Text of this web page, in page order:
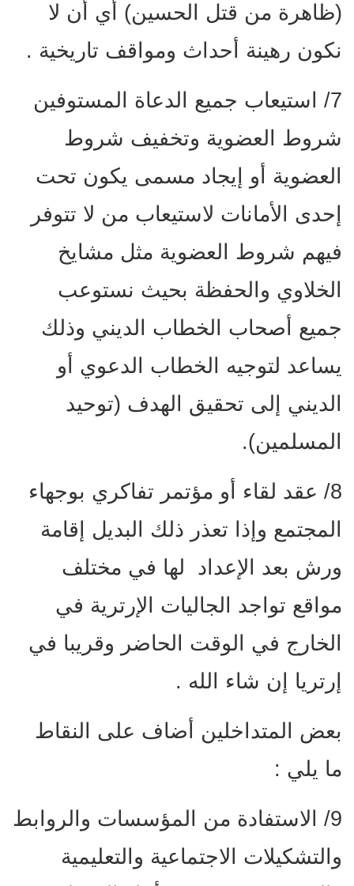
(ظاهرة من قتل الحسين) أي أن لا
نكون رهينة أحداث ومواقف تاريخية .
7/ استيعاب جميع الدعاة المستوفين
شروط العضوية وتخفيف شروط
العضوية أو إيجاد مسمى يكون تحت
إحدى الأمانات لاستيعاب من لا تتوفر
فيهم شروط العضوية مثل مشايخ
الخلاوي والحفظة بحيث نستوعب
جميع أصحاب الخطاب الديني وذلك
يساعد لتوجيه الخطاب الدعوي أو
الديني إلى تحقيق الهدف (توحيد
المسلمين).
8/ عقد لقاء أو مؤتمر تفاكري بوجهاء
المجتمع وإذا تعذر ذلك البديل إقامة
ورش بعد الإعداد لها في مختلف
مواقع تواجد الجاليات الإرترية في
الخارج في الوقت الحاضر وقريبا في
إرتريا إن شاء الله .
بعض المتداخلين أضاف على النقاط
ما يلي :
9/ الاستفادة من المؤسسات والروابط
والتشكيلات الاجتماعية والتعليمية